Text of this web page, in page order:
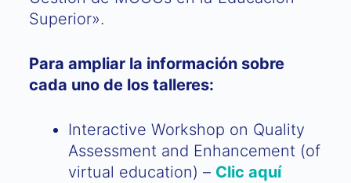
Superior».
Para ampliar la información sobre
cada uno de los talleres:
Interactive Workshop on Quality
Assessment and Enhancement (of
virtual education) – Clic aquí